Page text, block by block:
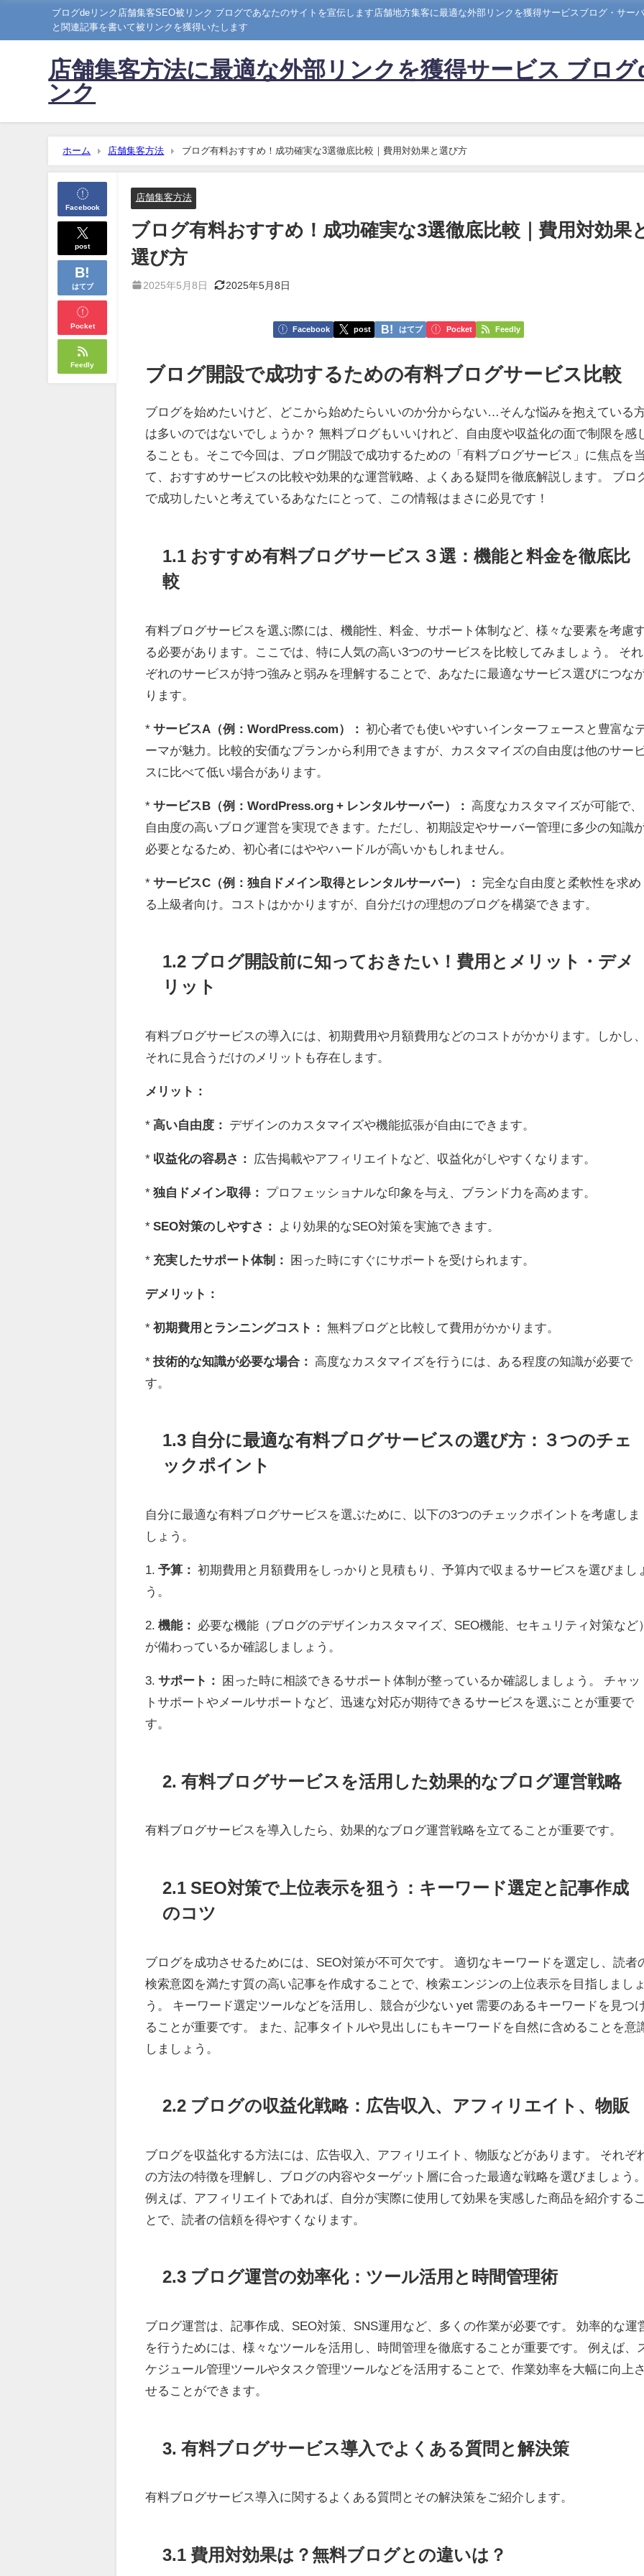
ブログdeリンク店舗集客SEO被リンク ブログであなたのサイトを宣伝します店舗地方集客に最適な外部リンクを獲得サービスブログ・サー
と関連記事を書いて被リンクを獲得いたします
店舗集客方法に最適な外部リンクを獲得サービス ブロ
ンク
ホーム 店舗集客方法 ブログ有料おすすめ！成功確実な3選徹底比較｜費用対効果と選び方
Facebook
post
はてブ
Pocket
Feedly
店舗集客方法
ブログ有料おすすめ！成功確実な3選徹底比較｜費用対効果
選び方
2025年5月8日 2025年5月8日
Facebook post はてブ Pocket Feedly
ブログ開設で成功するための有料ブログサービス比較
ブログを始めたいけど、どこから始めたらいいのか分からない…そんな悩みを抱えている
は多いのではないでしょうか？ 無料ブログもいいけれど、自由度や収益化の面で制限を感
ることも。そこで今回は、ブログ開設で成功するための「有料ブログサービス」に焦点を
て、おすすめサービスの比較や効果的な運営戦略、よくある疑問を徹底解説します。 ブロ
で成功したいと考えているあなたにとって、この情報はまさに必見です！
1.1 おすすめ有料ブログサービス３選：機能と料金を徹底比
較
有料ブログサービスを選ぶ際には、機能性、料金、サポート体制など、様々な要素を考慮
る必要があります。ここでは、特に人気の高い3つのサービスを比較してみましょう。 それ
ぞれのサービスが持つ強みと弱みを理解することで、あなたに最適なサービス選びにつな
ります。
*サービスA（例：WordPress.com）： 初心者でも使いやすいインターフェースと豊富な
ーマが魅力。比較的安価なプランから利用できますが、カスタマイズの自由度は他のサー
スに比べて低い場合があります。
*サービスB（例：WordPress.org + レンタルサーバー）： 高度なカスタマイズが可能で、
自由度の高いブログ運営を実現できます。ただし、初期設定やサーバー管理に多少の知識
必要となるため、初心者にはややハードルが高いかもしれません。
*サービスC（例：独自ドメイン取得とレンタルサーバー）：
完全な自由度と柔軟性を求め
る上級者向け。コストはかかりますが、自分だけの理想のブログを構築できます。
1.2 ブログ開設前に知っておきたい！費用とメリット・デメ
リット
有料ブログサービスの導入には、初期費用や月額費用などのコストがかかります。しかし
それに見合うだけのメリットも存在します。
メリット：
*高い自由度： デザインのカスタマイズや機能拡張が自由にできます。
* 収益化の容易さ： 広告掲載やアフィリエイトなど、収益化がしやすくなります。
*独自ドメイン取得： プロフェッショナルな印象を与え、ブランド力を高めます。
*SEO対策のしやすさ： より効果的なSEO対策を実施できます。
* 充実したサポート体制： 困った時にすぐにサポートを受けられます。
デメリット：
*初期費用とランニングコスト： 無料ブログと比較して費用がかかります。
*技術的な知識が必要な場合： 高度なカスタマイズを行うには、ある程度の知識が必要で
す。
1.3 自分に最適な有料ブログサービスの選び方：３つのチェ
ックポイント
自分に最適な有料ブログサービスを選ぶために、以下の3つのチェックポイントを考慮しま
しょう。
1.予算： 初期費用と月額費用をしっかりと見積もり、予算内で収まるサービスを選びまし
う。
2.機能：
必要な機能（ブログのデザインカスタマイズ、SEO機能、セキュリティ対策など
が備わっているか確認しましょう。
3.サポート：
困った時に相談できるサポート体制が整っているか確認しましょう。 チャッ
トサポートやメールサポートなど、迅速な対応が期待できるサービスを選ぶことが重要で
す。
2. 有料ブログサービスを活用した効果的なブログ運営戦略
有料ブログサービスを導入したら、効果的なブログ運営戦略を立てることが重要です。
2.1 SEO対策で上位表示を狙う：キーワード選定と記事作成
のコツ
ブログを成功させるためには、SEO対策が不可欠です。 適切なキーワードを選定し、読者
検索意図を満たす質の高い記事を作成することで、検索エンジンの上位表示を目指しまし
う。 キーワード選定ツールなどを活用し、競合が少ない yet 需要のあるキーワードを見つ
ることが重要です。 また、記事タイトルや見出しにもキーワードを自然に含めることを意
しましょう。
2.2 ブログの収益化戦略：広告収入、アフィリエイト、物販
ブログを収益化する方法には、広告収入、アフィリエイト、物販などがあります。 それぞ
の方法の特徴を理解し、ブログの内容やターゲット層に合った最適な戦略を選びましょう
例えば、アフィリエイトであれば、自分が実際に使用して効果を実感した商品を紹介する
とで、読者の信頼を得やすくなります。
2.3 ブログ運営の効率化：ツール活用と時間管理術
ブログ運営は、記事作成、SEO対策、SNS運用など、多くの作業が必要です。 効率的な運
を行うためには、様々なツールを活用し、時間管理を徹底することが重要です。 例えば、
ケジュール管理ツールやタスク管理ツールなどを活用することで、作業効率を大幅に向上
せることができます。
3. 有料ブログサービス導入でよくある質問と解決策
有料ブログサービス導入に関するよくある質問とその解決策をご紹介します。
3.1 費用対効果は？無料ブログとの違いは？